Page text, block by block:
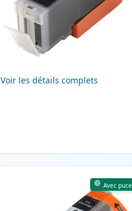
Voir les détails complets
Avec puce